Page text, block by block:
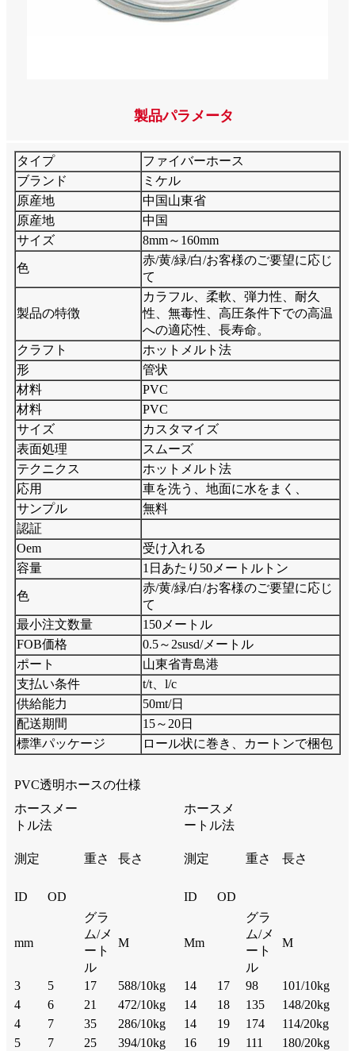
製品パラメータ
タイプ
ファイバーホース
ブランド
ミケル
原産地
中国山東省
原産地
中国
サイズ
8mm～160mm
色
赤/黄/緑/白/お客様のご要望に応じ
て
製品の特徴
カラフル、柔軟、弾力性、耐久
性、無毒性、高圧条件下での高温
への適応性、長寿命。
クラフト
ホットメルト法
形
管状
材料
PVC
材料
PVC
サイズ
カスタマイズ
表面処理
スムーズ
テクニクス
ホットメルト法
応用
車を洗う、地面に水をまく、
サンプル
無料
認証
Oem
受け入れる
容量
1日あたり50メートルトン
色
赤/黄/緑/白/お客様のご要望に応じ
て
最小注文数量
150メートル
FOB価格
0.5～2susd/メートル
ポート
山東省青島港
支払い条件
t/t、l/c
供給能力
50mt/日
配送期間
15～20日
標準パッケージ
ロール状に巻き、カートンで梱包
PVC透明ホースの仕様
ホースメー
トル法
ホースメ
ートル法
測定 重さ 長さ 測定 重さ 長さ
ID OD ID OD
mm
グラ
ム/メ
ート
ル
M Mm
グラ
ム/メ
ート
ル
M
3 5 17 588/10kg 14 17 98
101/10kg
4
6 21 472/10kg 14 18 135
148/20kg
4
7 35 286/10kg 14 19 174
114/20kg
5
7 25 394/10kg 16 19 111
180/20kg